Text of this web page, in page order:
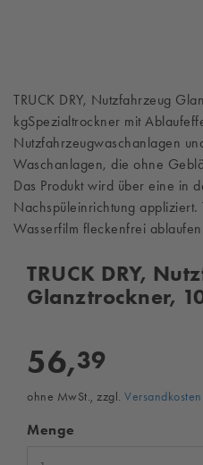
TRUCK DRY, Nutzfahrzeug
kgSpezialtrockner mit
Nutzfahrzeugwaschanlagen
Waschanlagen, die ohne
Das Produkt wird über eine in
Nachspüleinrichtung appliziert.
Wasserfilm fleckenfrei
TRUCK DRY,
Glanztrockner,
56,39
ohne MwSt., zzgl. Versandkosten
Menge